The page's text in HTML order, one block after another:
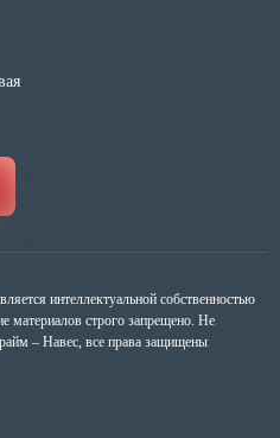
интеллектуальной собственностью
материалов строго запрещено. Не
– Навес, все права защищены